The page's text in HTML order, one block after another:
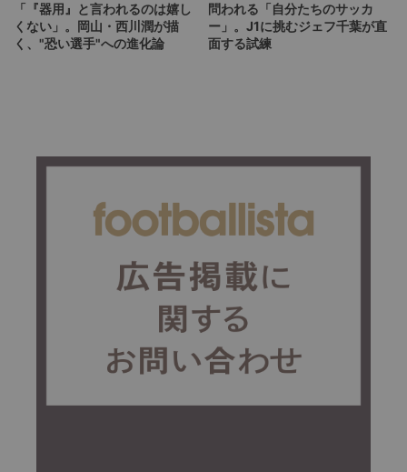
「『器用』と言われるのは嬉し
くない」。岡山・西川潤が描
く、"恐い選手"への進化論
問われる「自分たちのサッカ
ー」。J1に挑むジェフ千葉が直
面する試練